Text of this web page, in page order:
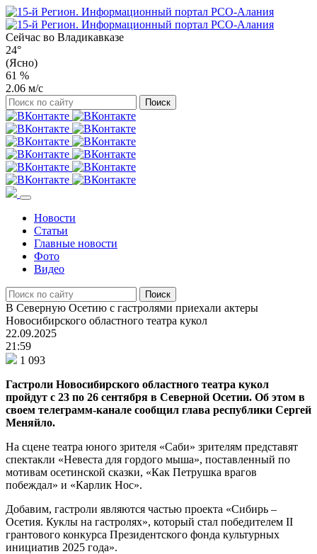
Сейчас во Владикавказе
24°
(Ясно)
61 %
2.06 м/с
Новости
Статьи
Главные новости
Фото
Видео
В Северную Осетию с гастролями приехали актеры
Новосибирского областного театра кукол
22.09.2025
21:59
1 093
Гастроли Новосибирского областного театра кукол
пройдут с 23 по 26 сентября в Северной Осетии. Об этом в
своем телеграмм-канале сообщил глава республики Сергей
Меняйло.
На сцене театра юного зрителя «Саби» зрителям представят
спектакли «Невеста для гордого мыша», поставленный по
мотивам осетинской сказки, «Как Петрушка врагов
побеждал» и «Карлик Нос».
Добавим, гастроли являются частью проекта «Сибирь –
Осетия. Куклы на гастролях», который стал победителем II
грантового конкурса Президентского фонда культурных
инициатив 2025 года».